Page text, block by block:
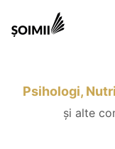
Psihologi,
și alte